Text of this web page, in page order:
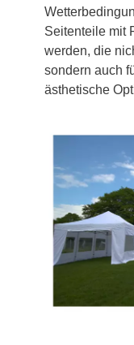
Seitenteile mit
werden, die
sondern auch
ästhetische